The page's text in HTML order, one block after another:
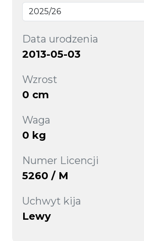
Data urodzenia
2013-05-03
Wzrost
0 cm
Waga
0 kg
Numer Licencji
5260 / M
Uchwyt kija
Lewy